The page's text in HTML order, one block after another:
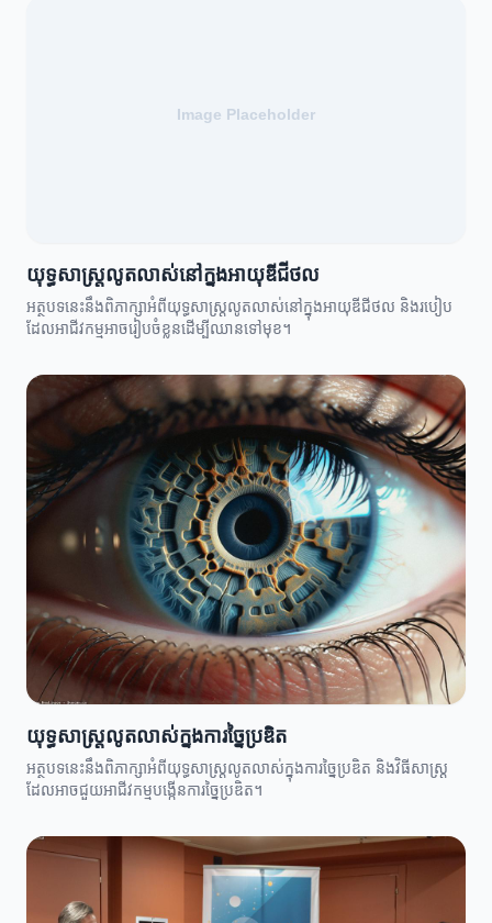
យុទ្ធសាស្ត្រលូតលាស់នៅក្នុងអាយុឌីជីថល
អត្ថបទនេះនឹងពិភាក្សាអំពីយុទ្ធសាស្ត្រលូតលាស់នៅក្នុងអាយុឌីជីថល និងរបៀប
ដែលអាជីវកម្មអាចរៀបចំខ្លួនដើម្បីឈានទៅមុខ។
យុទ្ធសាស្ត្រលូតលាស់ក្នុងការច្នៃប្រឌិត
អត្ថបទនេះនឹងពិភាក្សាអំពីយុទ្ធសាស្ត្រលូតលាស់ក្នុងការច្នៃប្រឌិត និងវិធីសាស្ត្រ
ដែលអាចជួយអាជីវកម្មបង្កើនការច្នៃប្រឌិត។